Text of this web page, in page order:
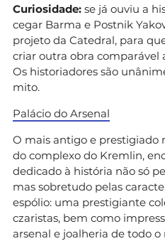
Curiosidade: se já ouviu a
cegar Barma e Postnik
projeto da Catedral, para
criar outra obra comparável
Os historiadores são
mito.
Palácio do Arsenal
O mais antigo e prestigiado
do complexo do Kremlin,
dedicado à história não só
mas sobretudo pelas
espólio: uma prestigiante
czaristas, bem como
arsenal e joalheria de todo o